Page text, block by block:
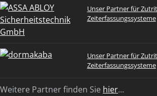
Unser Partner für
Zeiterfassungssysteme
Unser Partner für
Zeiterfassungssysteme
Weitere Partner finden Sie hier...